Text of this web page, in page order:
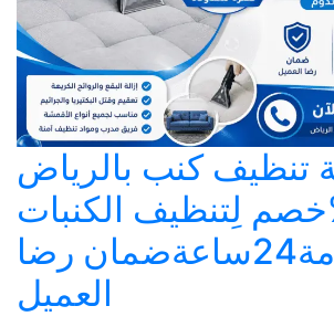
تنظيف كنب بالرياض
لِتنظيف الكنبات
خدمة24ساعةضمان رضا
العميل